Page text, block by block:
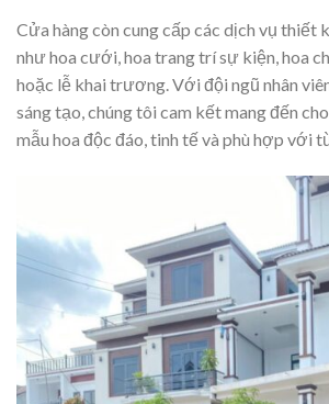
Cửa hàng còn cung cấp các dịch vụ thiết
như hoa cưới, hoa trang trí sự kiện, hoa
hoặc lễ khai trương. Với đội ngũ nhân
sáng tạo, chúng tôi cam kết mang đến
mẫu hoa độc đáo, tinh tế và phù hợp với